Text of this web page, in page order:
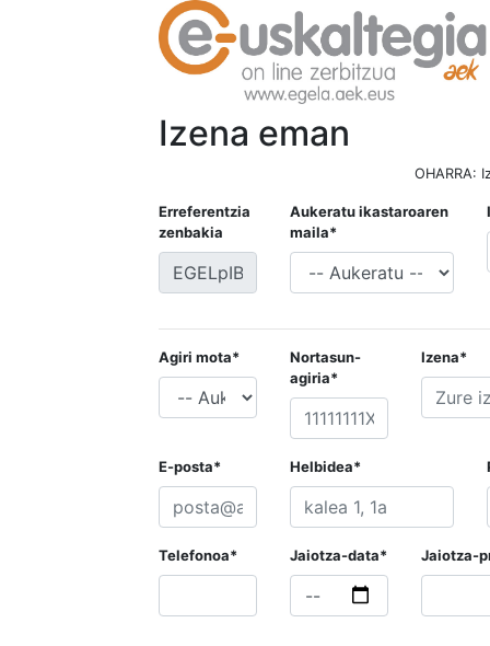
Izena eman
OHARRA:
Erreferentzia
zenbakia
Aukeratu ikastaroaren
maila*
Agiri mota*
Nortasun-
agiria*
Izena*
E-posta* Helbidea*
Telefonoa* Jaiotza-data* Jaiotza-